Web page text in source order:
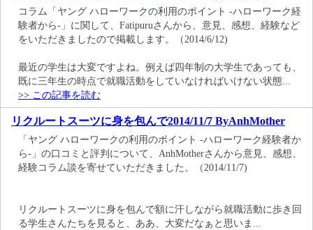
コラム「ヤング ハローワークの利用のポイント -ハローワーク経
験者から-」に関して、Fatipuruさんから、意見、感想、経験など
をいただきましたので掲載します。（2014/6/12)
最近の学生は大変ですよね。例えば四年制の大学生であっても、
既に三年生の時点で就職活動をしていなければいけない状態...
>> この記事を読む
リクルートスーツに身を包んで2014/11/7 ByAnhMother
「ヤング ハローワークの利用のポイント -ハローワーク経験者か
ら-」の口コミと評判について、AnhMotherさんから意見、感想、
経験コラム談を寄せていただきました。（2014/11/7)
リクルートスーツに身を包んで額に汗しながら就職活動に歩き回
る学生さんたちを見ると、ああ、大変だなぁと思いま...